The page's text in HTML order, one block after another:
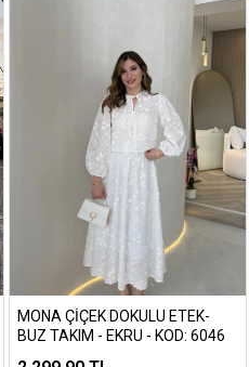
MONA ÇIÇEK DOKULU ETEK-
BUZ TAKIM - EKRU - KOD: 6046